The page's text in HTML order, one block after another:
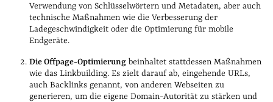
Verwendung von Schlüsselwörtern und Metadaten, aber auch
technische Maßnahmen wie die Verbesserung der
Ladegeschwindigkeit oder die Optimierung für mobile
Endgeräte.
Die Offpage-Optimierung beinhaltet stattdessen Maßnahmen
wie das Linkbuilding. Es zielt darauf ab, eingehende URLs,
auch Backlinks genannt, von anderen Webseiten zu
generieren, um die eigene Domain-Autorität zu stärken und